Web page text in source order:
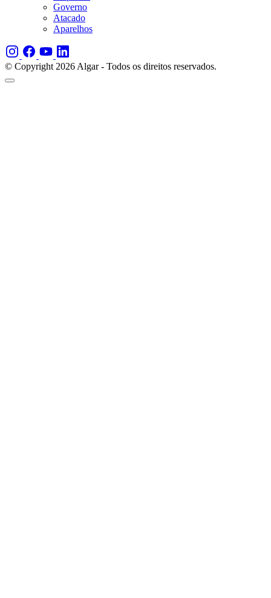
Governo
Atacado
Aparelhos
© Copyright 2026 Algar - Todos os direitos reservados.